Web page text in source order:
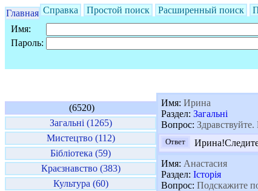
Главная Справка Простой поиск Расширенный поиск
Имя:
Пароль:
(6520)
Загальні (1265)
Мистецтво (112)
Бібліотека (59)
Краєзнавство (383)
Культура (60)
Имя: Ирина
Раздел: Загальні
Вопрос:
Ответ
Имя: Анастасия
Раздел: Історія
Вопрос: Подскажите